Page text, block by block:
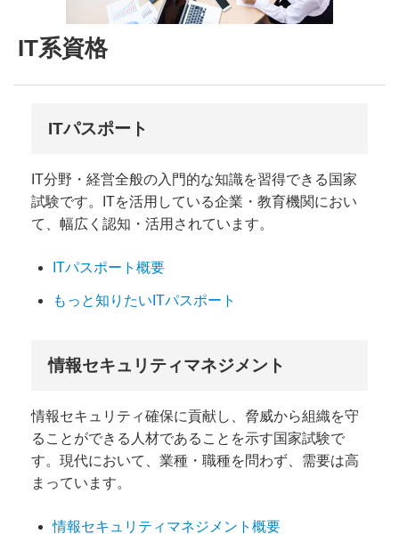
IT系資格
ITパスポート
IT分野・経営全般の入門的な知識を習得できる国家
試験です。ITを活用している企業・教育機関におい
て、幅広く認知・活用されています。
ITパスポート概要
もっと知りたいITパスポート
情報セキュリティマネジメント
情報セキュリティ確保に貢献し、脅威から組織を守
ることができる人材であることを示す国家試験で
す。現代において、業種・職種を問わず、需要は高
まっています。
情報セキュリティマネジメント概要